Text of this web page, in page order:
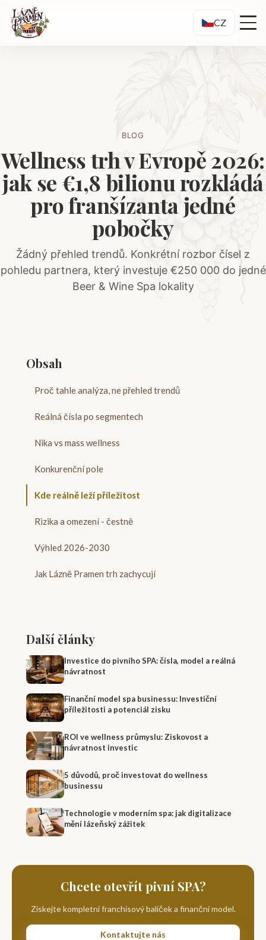
CZ
BLOG
Wellness trh v Evropě 2026:
jak se €1,8 bilionu rozkládá
pro franšízanta jedné
pobočky
Žádný přehled trendů. Konkrétní rozbor čísel z
pohledu partnera, který investuje €250 000 do jedné
Beer & Wine Spa lokality
Obsah
Proč tahle analýza, ne přehled trendů
Reálná čísla po segmentech
Nika vs mass wellness
Konkurenční pole
Kde reálně leží příležitost
Rizika a omezení - čestně
Výhled 2026-2030
Jak Lázně Pramen trh zachycují
Další články
Investice do pivního SPA: čísla, model a reálná
návratnost
Finanční model spa businessu: Investiční
příležitosti a potenciál zisku
ROI ve wellness průmyslu: Ziskovost a
návratnost investic
5 důvodů, proč investovat do wellness
businessu
Technologie v moderním spa: jak digitalizace
mění lázeňský zážitek
Chcete otevřít pivní SPA?
Získejte kompletní franchisový balíček a finanční model.
Kontaktujte nás